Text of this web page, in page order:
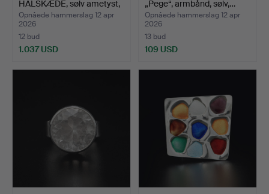
HALSKÆDE, sølv ametyst,
…
Opnåede hammerslag 12 apr
2026
12 bud
1.037 USD
„Pege“, armbånd, sølv,…
Opnåede hammerslag 12 apr
2026
13 bud
109 USD